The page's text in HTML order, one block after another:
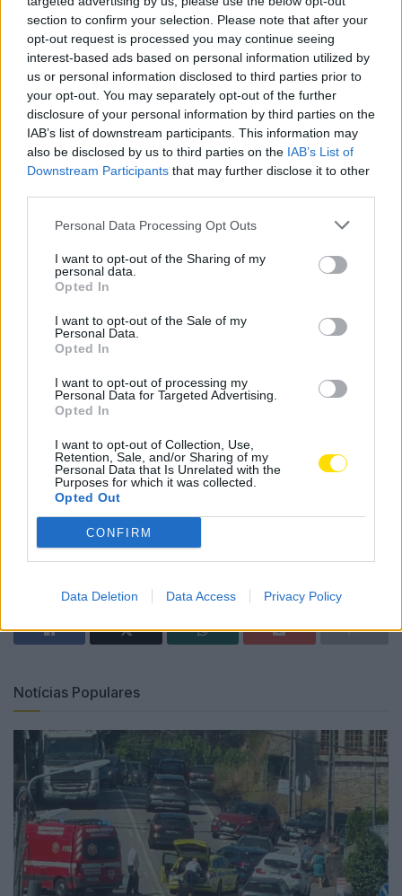
section to confirm your selection. Please note that after your
opt-out request is processed you may continue seeing
interest-based ads based on personal information utilized by
us or personal information disclosed to third parties prior to
your opt-out. You may separately opt-out of the further
disclosure of your personal information by third parties on the
IAB’s list of downstream participants. This information may
also be disclosed by us to third parties on the IAB’s List of
Downstream Participants that may further disclose it to other
Personal Data Processing Opt Outs
I want to opt-out of the Sharing of my
personal data.
Opted In
I want to opt-out of the Sale of my
Personal Data.
Opted In
I want to opt-out of processing my
Personal Data for Targeted Advertising.
Opted In
I want to opt-out of Collection, Use,
Retention, Sale, and/or Sharing of my
Personal Data that Is Unrelated with the
Purposes for which it was collected.
Opted Out
CONFIRM
Data Deletion Data Access Privacy Policy
entre os alunos.
A peça decorre à sombra de uma árvore e
acompanha a história de uma criança que aprende a
valorizar a natureza através dos ensinamentos da avó,
reforçando a ideia de que a preservação ambiental
depende da ação coletiva e individual.
Recorde-se que Vila Nova de Famalicão é o município
com mais Eco-Escolas do país. São 80 instituições
educativas galardoadas que, ao longo do ano letivo,
trabalham domínios como Resíduos, Água, Energia,
Biodiversidade, Agricultura e Espaços Exteriores,
percurso de sensibilização que visa formar cidadãos
mais conscientes, participativos e comprometidos com
a sustentabilidade.
Notícias Populares